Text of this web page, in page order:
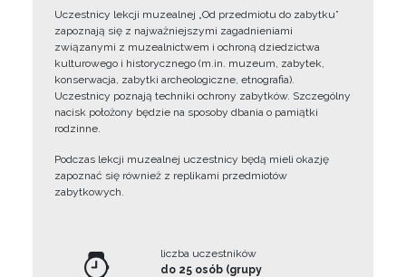
Uczestnicy lekcji muzealnej „Od przedmiotu do zabytku”
zapoznają się z najważniejszymi zagadnieniami
związanymi z muzealnictwem i ochroną dziedzictwa
kulturowego i historycznego (m.in. muzeum, zabytek,
konserwacja, zabytki archeologiczne, etnografia).
Uczestnicy poznają techniki ochrony zabytków. Szczególny
nacisk położony będzie na sposoby dbania o pamiątki
rodzinne.
Podczas lekcji muzealnej uczestnicy będą mieli okazję
zapoznać się również z replikami przedmiotów
zabytkowych.
liczba uczestników
do 25 osób (grupy